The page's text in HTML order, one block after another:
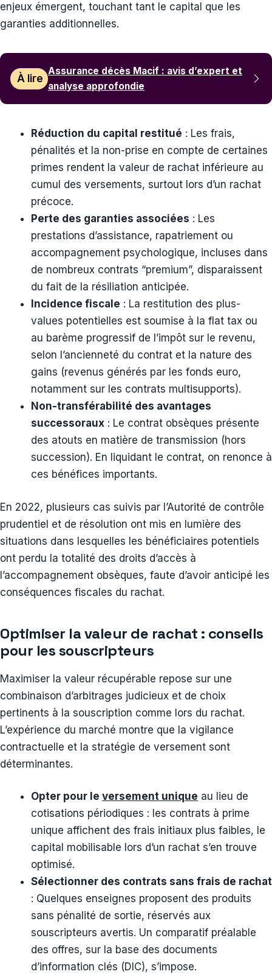
enjeux émergent, touchant tant le capital que les
garanties additionnelles.
À lire
Assurance décès Macif : avis d’expert et
analyse approfondie
Réduction du capital restitué : Les frais,
pénalités et la non-prise en compte de certaines
primes rendent la valeur de rachat inférieure au
cumul des versements, surtout lors d’un rachat
précoce.
Perte des garanties associées : Les
prestations d’assistance, rapatriement ou
accompagnement psychologique, incluses dans
de nombreux contrats “premium”, disparaissent
du fait de la résiliation anticipée.
Incidence fiscale : La restitution des plus-
values potentielles est soumise à la flat tax ou
au barème progressif de l’impôt sur le revenu,
selon l’ancienneté du contrat et la nature des
gains (revenus générés par les fonds euro,
notamment sur les contrats multisupports).
Non-transférabilité des avantages
successoraux : Le contrat obsèques présente
des atouts en matière de transmission (hors
succession). En liquidant le contrat, on renonce à
ces bénéfices importants.
En 2022, plusieurs cas suivis par l’Autorité de contrôle
prudentiel et de résolution ont mis en lumière des
situations dans lesquelles les bénéficiaires potentiels
ont perdu la totalité des droits d’accès à
l’accompagnement obsèques, faute d’avoir anticipé les
conséquences fiscales du rachat.
Optimiser la valeur de rachat : conseils
pour les souscripteurs
Maximiser la valeur récupérable repose sur une
combinaison d’arbitrages judicieux et de choix
pertinents à la souscription comme lors du rachat.
L’expérience du marché montre que la vigilance
contractuelle et la stratégie de versement sont
déterminantes.
Opter pour le versement unique au lieu de
cotisations périodiques : les contrats à prime
unique affichent des frais initiaux plus faibles, le
capital mobilisable lors d’un rachat s’en trouve
optimisé.
Sélectionner des contrats sans frais de rachat
: Quelques enseignes proposent des produits
sans pénalité de sortie, réservés aux
souscripteurs avertis. Un comparatif préalable
des offres, sur la base des documents
d’information clés (DIC), s’impose.